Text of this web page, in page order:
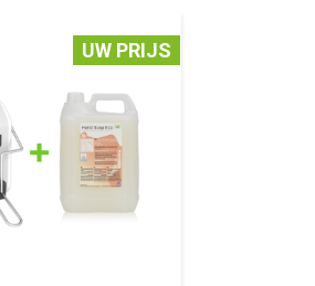
UW PRIJS